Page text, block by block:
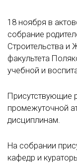
18 ноября в
собрание
Строительства и
факультета
учебной и
Присутствующие
промежуточной
дисциплинам.
На собрании
кафедр и